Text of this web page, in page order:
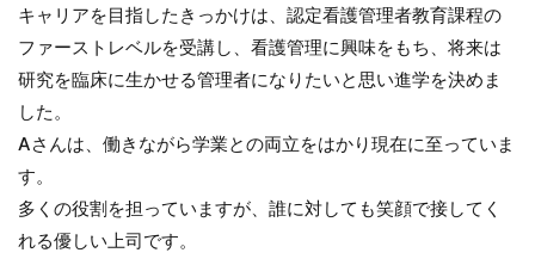
キャリアを目指したきっかけは、認定看護管理者教育課程の
ファーストレベルを受講し、看護管理に興味をもち、将来は
研究を臨床に生かせる管理者になりたいと思い進学を決めま
した。
Aさんは、働きながら学業との両立をはかり現在に至っていま
す。
多くの役割を担っていますが、誰に対しても笑顔で接してく
れる優しい上司です。